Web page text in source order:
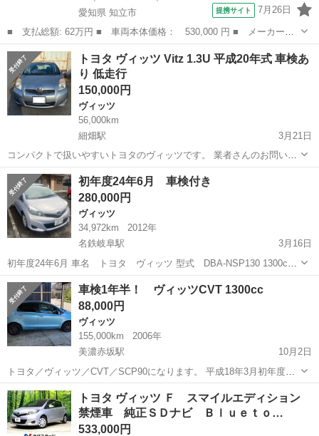
愛知県 知立市
提携サイト 7月26日
■ 支払総額: 62万円 ■ 車両本体価格： 530,000 円 ■ メーカー
名： トヨタ ■ 車種名： ヴィッツ ■ グレード名： １．３Ｆ
ＬＥＤエディション フルセグＴＶ アイドルストップ パワーステ
アリング １オー...
愛知 知立市 ヴィッツ
トヨタ ヴィッツ Vitz 1.3U 平成20年式 車検あ
り 低走行
150,000円
ヴィッツ
56,000km
細畑駅
3月21日
コンパクトで扱いやすいトヨタのヴィッツです。 業者さんのお問い合
わせが多いですが業者さんなら希望価格書いてください。 3月20日 エ
アフィルター交換 プラグ交換をしました。 キズもありますので低価格
で購入希望...
岐阜 岐阜市 細畑駅 ヴィッツ 走行距離
初年度24年6月 車検付き
280,000円
ヴィッツ
34,972km
2012年
名鉄岐阜駅
3月16日
初年度24年6月 車名 トヨタ ヴィッツ 型式 DBA-NSP130 1300cc
ガソリン 5ドア 走行距離 34,972km 事故歴なし キズが左右のモー
ル凹みあり。 リヤバンパー左右角にキズあり。 ...
岐阜 岐阜市 名鉄岐阜駅 ヴィッツ
車検1年半！ ヴィッツCVT 1300cc
88,000円
ヴィッツ
155,000km
2006年
美濃赤坂駅
10月2日
トヨタ／ヴィッツ／CVT／SCP90になります。 平成18年3月初年度登
録です。 燃費良く走れれば良いって方には最適な車です！ 書類揃えて
ますので乗って帰れます。お願いだ… ドタキャンとかまぢで辞めて欲
しい… 「まだ有りま...
岐阜 大垣市 美濃赤坂駅 令和5年
トヨタ ヴィッツ Ｆ スマイルエディション
禁煙車 純正ＳＤナビ Ｂｌｕｅｔｏ…
533,000円